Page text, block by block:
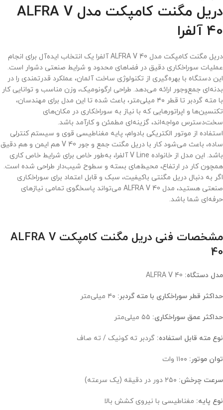
دریل مگنت کامپکت مدل ALFRA V
40 آلفرا
دریل مگنت کامپکت مدل ALFRA V 40 آلفرا یک انتخاب ایده‌آل برای انجام
عملیات سوراخکاری دقیق در فضاهای محدود و شرایط صنعتی دشوار است.
این دستگاه با بهره‌گیری از تکنولوژی ساخت آلمان، عملکرد قدرتمندی را در
بدنه‌ای جمع‌وجور ارائه می‌دهد. طراحی ارگونومیک، وزن مناسب و توانایی کار
با مته گردبر تا قطر ۴۰ میلی‌متر، باعث شده تا این مدل برای مهندسان،
تکنسین‌ها و اپراتورهایی که با نیاز به سوراخکاری در مکان‌های
سخت‌دسترس مواجه‌اند، گزینه‌ای مطمئن و کارآمد باشد.
استفاده از موتور الکتریکی بادوام، پایه مغناطیسی قوی و سیستم کنترلی
ساده، باعث می‌شود کار با دریل مگنت جمع و جور V 40 هم ایمن و هم دقیق
باشد. این مدل از خانواده V Line آلفرا، به‌طور خاص برای شرایط خاص کاری
همچون کار در ارتفاع، محیط‌های بسته و سطوح شیب‌دار طراحی شده است.
اگر به دنبال دریل مگنتی باکیفیت، سبک و قابل‌ اعتماد برای سوراخکاری
صنعتی هستید، مدل ALFRA V 40 می‌تواند پاسخگوی تمامی نیازهای
حرفه‌ای شما باشد.
مشخصات فنی دریل مگنت کامپکت ALFRA V
40
مدل دستگاه:
حداکثر قطر سوراخکاری با مته گردبر:
حداکثر عمق سوراخکاری:
نوع مته قابل استفاده: گردبر ته کونیک / ته صاف
توان موتور:
سرعت چرخش:
نوع پایه: مغناطیسی با نیروی کشش بالا